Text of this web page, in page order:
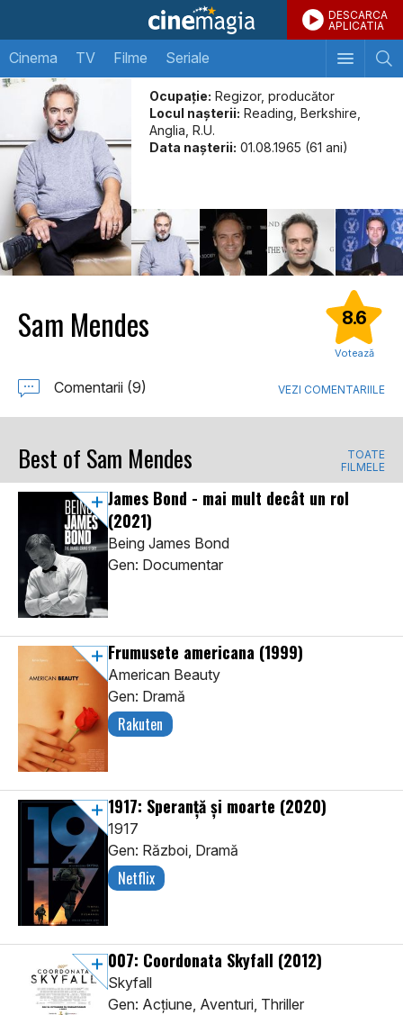
DESCARCA
APLICATIA
Cinema TV Filme Seriale
Ocupație: Regizor, producător
Locul naşterii: Reading, Berkshire,
Anglia, R.U.
Data naşterii: 01.08.1965 (61 ani)
Sam Mendes 8.6
Votează
Comentarii (9) VEZI COMENTARIILE
Best of Sam Mendes
TOATE
FILMELE
James Bond - mai mult decât un rol
(2021)
Being James Bond
Gen: Documentar
Frumusete americana (1999)
American Beauty
Gen: Dramă
Rakuten
1917: Speranță și moarte (2020)
1917
Gen: Război, Dramă
Netflix
007: Coordonata Skyfall (2012)
Skyfall
Gen: Acţiune, Aventuri, Thriller